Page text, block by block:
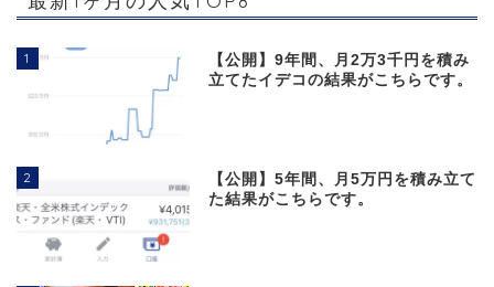
1
【公開】9年間、月2万3千円を積み
立てたイデコの結果がこちらです。
2
【公開】5年間、月5万円を積み立て
た結果がこちらです。